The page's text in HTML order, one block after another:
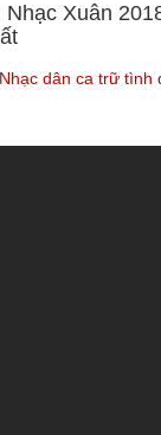
Nhạc Xuân
Nhạc dân ca trữ tình